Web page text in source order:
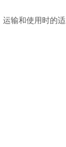
输和使用时的